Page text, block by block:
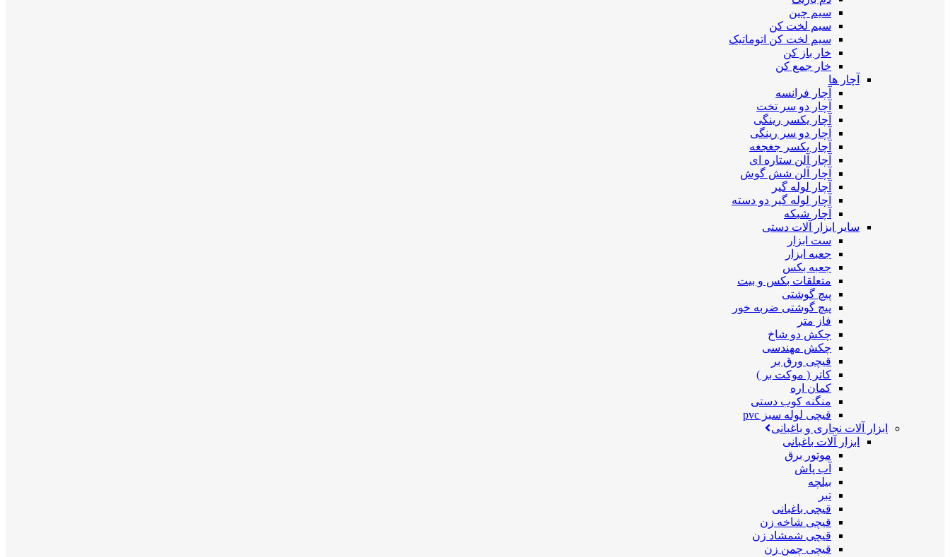
سیم چین
سیم لخت کن
سیم لخت کن اتوماتیک
خار باز کن
خار جمع کن
آچار ها
آچار فرانسه
آچار دو سر تخت
آچار یکسر رینگی
آچار دو سر رینگی
آچار یکسر جغجغه
آچار آلن ستاره ای
آچار آلن شش گوش
آچار لوله گیر
آچار لوله گیر دو دسته
آچار شبکه
سایر ابزار آلات دستی
ست ابزار
جعبه ابزار
جعبه بکس
متعلقات بکس و بیت
پیچ گوشتی
پیچ گوشتی ضربه خور
فاز متر
چکش دو شاخ
چکش مهندسی
قیچی ورق بر
کاتر ( موکت بر )
کمان اره
منگنه کوب دستی
قیچی لوله سبز pvc
ابزار آلات نجاری و باغبانی
ابزار آلات باغبانی
موتور برق
آب پاش
بیلچه
تبر
قیچی باغبانی
قیچی شاخه زن
قیچی شمشاد زن
قیچی چمن زن